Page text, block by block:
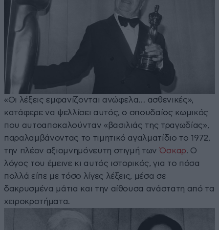
«Οι λέξεις εμφανίζονται ανώφελα… ασθενικές»,
κατάφερε να ψελλίσει αυτός, ο σπουδαίος κωμικός
που αυτοαποκαλούνταν «βασιλιάς της τραγωδίας»,
παραλαμβάνοντας το τιμητικό αγαλματίδιο το 1972,
την πλέον αξιομνημόνευτη στιγμή τωνΌσκαρ. Ο
λόγος του έμεινε κι αυτός ιστορικός, για το πόσα
πολλά είπε με τόσο λίγες λέξεις, μέσα σε
δακρυσμένα μάτια και την αίθουσα ανάστατη από τα
χειροκροτήματα.